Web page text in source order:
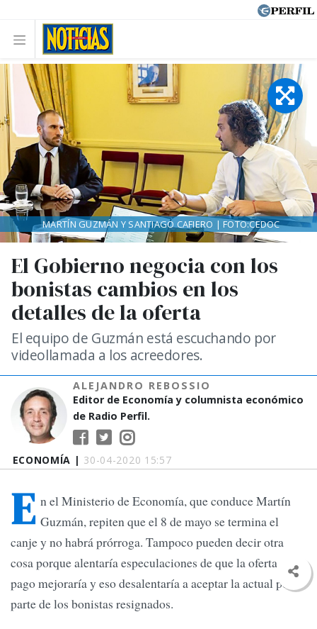
ECONOMÍA | 30-04-2020 15:57
El Gobierno negocia con los
bonistas cambios en los
detalles de la oferta
El equipo de Guzmán está escuchando por
videollamada a los acreedores.
ALEJANDRO REBOSSIO
Editor de Economía y columnista económico
de Radio Perfil.
MARTÍN GUZMÁN Y SANTIAGO CAFIERO | FOTO:CEDOC
E n el Ministerio de Economía, que conduce Martín
Guzmán, repiten que el 8 de mayo se termina el
canje y no habrá prórroga. Tampoco pueden decir otra
cosa porque alentaría especulaciones de que la oferta de
pago mejoraría y eso desalentaría a aceptar la actual por
parte de los bonistas resignados.